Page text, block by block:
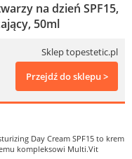
na dzień SPF15,
50ml
Sklep topestetic.pl
Przejdź do sklepu >
Day Cream SPF15 to krem
kompleksowi Multi.Vit